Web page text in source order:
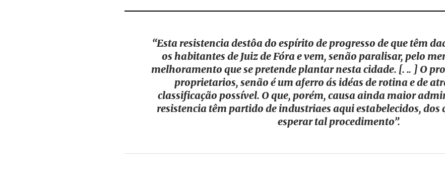
“Esta resistencia destôa do espírito de progresso de que têm
os habitantes de Juiz de Fóra e vem, senão paralisar, pelo
melhoramento que se pretende plantar nesta cidade. [. .. ] O
proprietarios, senão é um aferro ás idéas de rotina e de
classificação possível. O que, porém, causa ainda maior
resistencia têm partido de industriaes aqui estabelecidos, dos
esperar tal procedimento”.